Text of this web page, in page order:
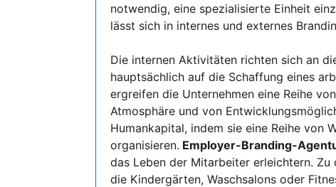
notwendig, eine spezialisierte Einheit
lässt sich in internes und externes
Die internen Aktivitäten richten sich an
hauptsächlich auf die Schaffung eines
ergreifen die Unternehmen eine Reihe
Atmosphäre und von
Humankapital, indem sie eine Reihe von
organisieren. Employer-Branding-
das Leben der Mitarbeiter erleichtern.
die Kindergärten, Waschsalons oder